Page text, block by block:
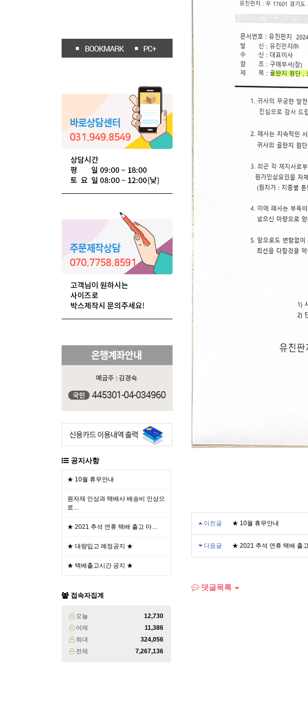
공지사항
★ 10월 휴무안내
원자재 인상과 택배사 배송비 인상으
로…
★ 2021 추석 연휴 택배 출고 마…
★ 대량입고 예정공지 ★
★ 택배출고시간 공지 ★
접속자집계
오늘
12,730
어제
11,386
최대
324,056
전체
7,267,136
이전글 ★ 10월 휴무안내
다음글 ★ 2021 추석 연휴 택배 출
댓글목록